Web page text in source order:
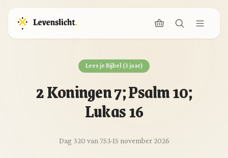
Lees je Bijbel (3 jaar)
2 Koningen 7; Psalm 10;
Lukas 16
Dag 320 van 753·15 november 2026